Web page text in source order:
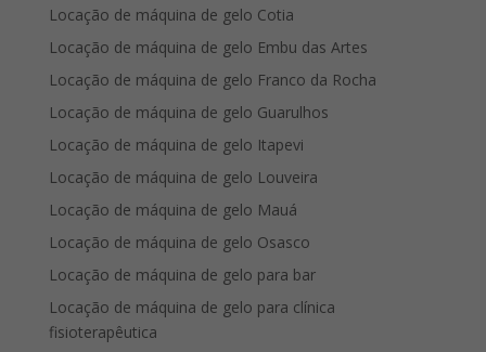
Locação de máquina de gelo Cotia
Locação de máquina de gelo Embu das Artes
Locação de máquina de gelo Franco da Rocha
Locação de máquina de gelo Guarulhos
Locação de máquina de gelo Itapevi
Locação de máquina de gelo Louveira
Locação de máquina de gelo Mauá
Locação de máquina de gelo Osasco
Locação de máquina de gelo para bar
Locação de máquina de gelo para clínica
fisioterapêutica